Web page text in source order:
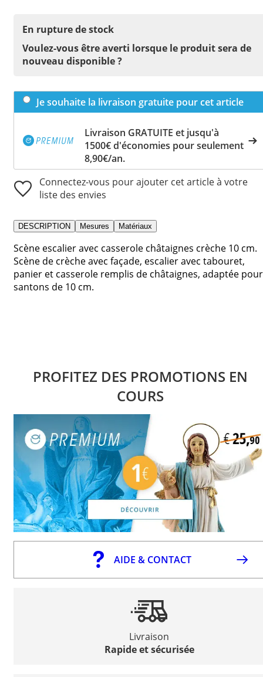
En rupture de stock
Voulez-vous être averti lorsque le produit sera de
nouveau disponible ?
Je souhaite la livraison gratuite pour cet article
Livraison GRATUITE et jusqu'à
1500€ d'économies pour seulement
8,90€/an.
Connectez-vous pour ajouter cet article à votre
liste des envies
DESCRIPTION Mesures Matériaux
Scène escalier avec casserole châtaignes crèche 10 cm.
Scène de crèche avec façade, escalier avec tabouret,
panier et casserole remplis de châtaignes, adaptée pour
santons de 10 cm.
PROFITEZ DES PROMOTIONS EN
COURS
AIDE & CONTACT
Livraison
Rapide et sécurisée